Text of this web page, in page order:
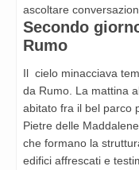
ascoltare
Secondo
Rumo
Il cielo minacciava
da Rumo. La mattina
abitato fra il bel parco
Pietre delle
che formano la
edifici affrescati e